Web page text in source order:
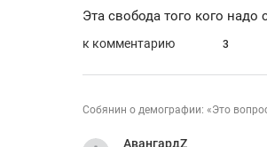
Эта свобода того кого надо
к комментарию 3
Собянин о демографии: «Это
АвангардZ